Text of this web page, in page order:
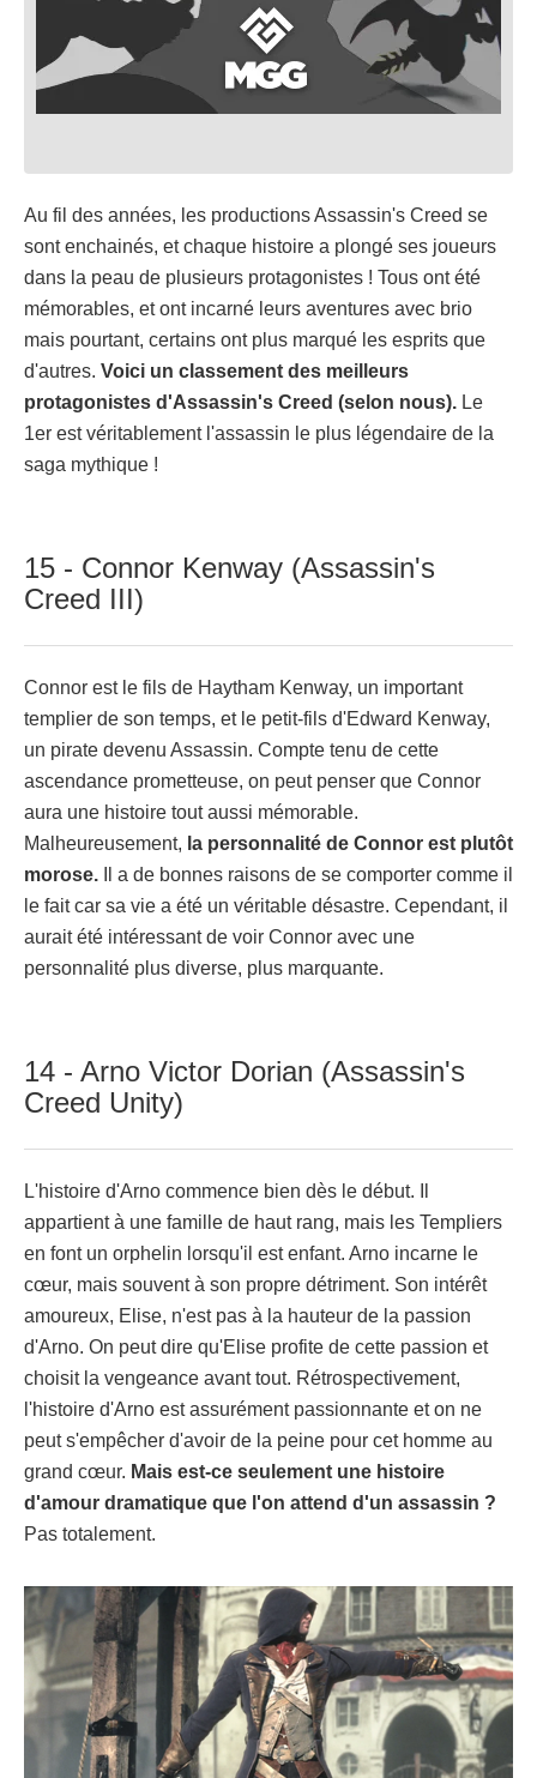
Au fil des années, les productions Assassin's Creed se
sont enchainés, et chaque histoire a plongé ses joueurs
dans la peau de plusieurs protagonistes ! Tous ont été
mémorables, et ont incarné leurs aventures avec brio
mais pourtant, certains ont plus marqué les esprits que
d'autres. Voici un classement des meilleurs
protagonistes d'Assassin's Creed (selon nous). Le
1er est véritablement l'assassin le plus légendaire de la
saga mythique !
15 - Connor Kenway (Assassin's
Creed III)
Connor est le fils de Haytham Kenway, un important
templier de son temps, et le petit-fils d'Edward Kenway,
un pirate devenu Assassin. Compte tenu de cette
ascendance prometteuse, on peut penser que Connor
aura une histoire tout aussi mémorable.
Malheureusement, la personnalité de Connor est plutôt
morose. Il a de bonnes raisons de se comporter comme il
le fait car sa vie a été un véritable désastre. Cependant, il
aurait été intéressant de voir Connor avec une
personnalité plus diverse, plus marquante.
14 - Arno Victor Dorian (Assassin's
Creed Unity)
L'histoire d'Arno commence bien dès le début. Il
appartient à une famille de haut rang, mais les Templiers
en font un orphelin lorsqu'il est enfant. Arno incarne le
cœur, mais souvent à son propre détriment. Son intérêt
amoureux, Elise, n'est pas à la hauteur de la passion
d'Arno. On peut dire qu'Elise profite de cette passion et
choisit la vengeance avant tout. Rétrospectivement,
l'histoire d'Arno est assurément passionnante et on ne
peut s'empêcher d'avoir de la peine pour cet homme au
grand cœur. Mais est-ce seulement une histoire
d'amour dramatique que l'on attend d'un assassin ?
Pas totalement.